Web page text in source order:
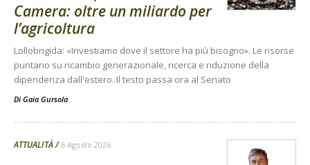
Camera: oltre un miliardo per
l’agricoltura
Lollobrigida: «Investiamo dove il settore ha più bisogno». Le risorse
puntano su ricambio generazionale, ricerca e riduzione della
dipendenza dall'estero. Il testo passa ora al Senato
Di Gaia Gursola
ATTUALITÀ 6 Agosto 2026